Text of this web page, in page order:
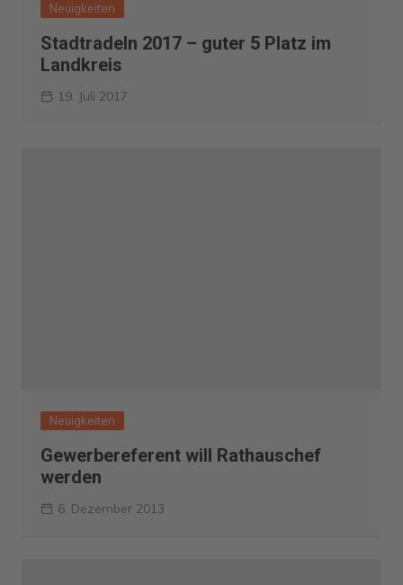
Neuigkeiten
Stadtradeln 2017 – guter 5 Platz im
Landkreis
19. Juli 2017
Neuigkeiten
Gewerbereferent will Rathauschef
werden
6. Dezember 2013